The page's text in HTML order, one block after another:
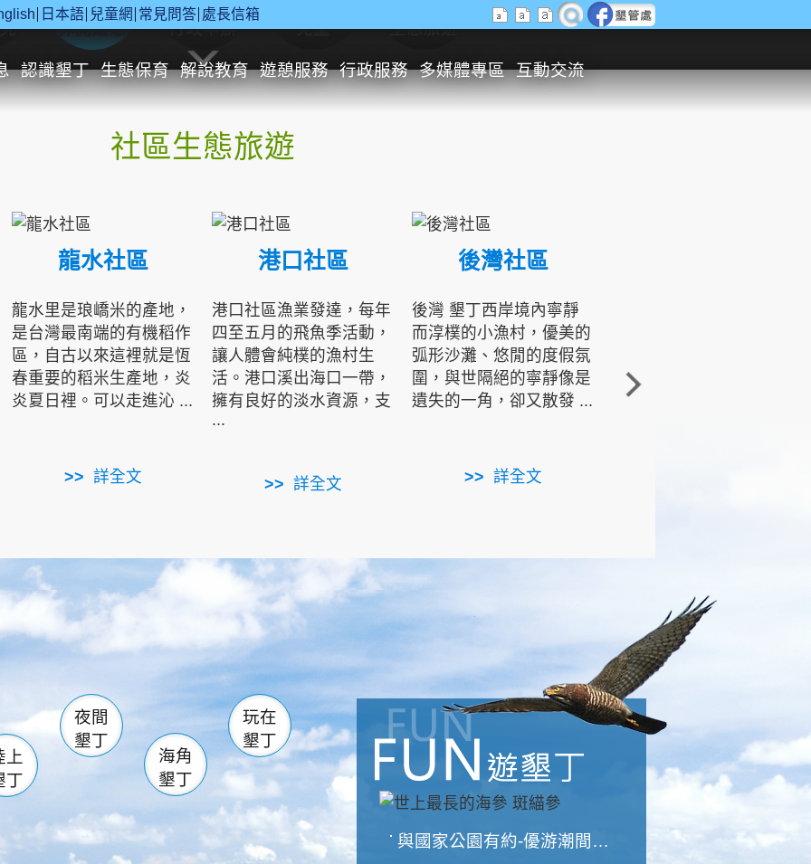
日本語 兒童網 常見問答 處長信箱
認識墾丁 生態保育 解說教育 遊憩服務 行政服務 多媒體專區 互動交流
休閒遊憩 行政申辦 兒童 生態旅遊
社區生態旅遊
龍水社區
龍水里是琅嶠米的產地，
是台灣最南端的有機稻作
區，自古以來這裡就是恆
春重要的稻米生產地，炎
炎夏日裡。可以走進沁 ...
詳全文
港口社區
港口社區漁業發達，每年
四至五月的飛魚季活動，
讓人體會純樸的漁村生
活。港口溪出海口一帶，
擁有良好的淡水資源，支
...
詳全文
後灣社區
後灣 墾丁西岸境內寧靜
而淳樸的小漁村，優美的
弧形沙灘、悠閒的度假氛
圍，與世隔絕的寧靜像是
遺失的一角，卻又散發 ...
詳全文
角的端點，冬季海浪拍打
著礁岸，旺盛的侵蝕作
南仁湖
滿州 佳樂水
森林遊樂區
墾管處遊客中心
社頂公園 風吹沙
船帆石 龍磐公園
香蕉灣 龍坑
鵝鑾鼻
上
丁
夜間
墾丁
海角
墾丁
玩在
墾丁
與國家公園有約-優游潮間探險者
世界地球清潔日 墾管處辦理「2026年墾丁國家公園沙灘淨灘活動